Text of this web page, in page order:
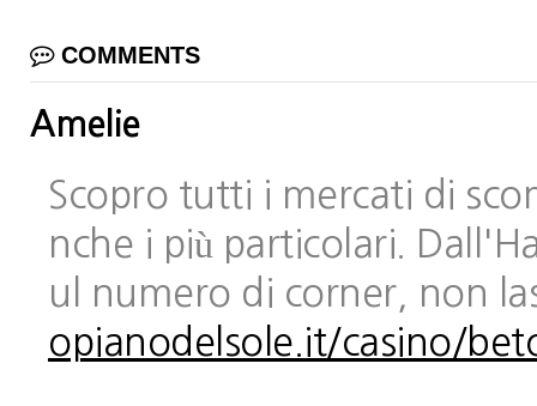
COMMENTS
Amelie
Scopro tutti i mercati di
nche i più particolari.
ul numero di corner, non
opianodelsole.it/casino/